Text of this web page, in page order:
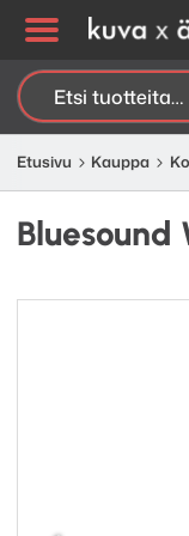
Etsi:
Etusivu Kauppa
Bluesound